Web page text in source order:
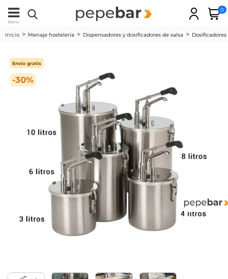
Menu
0
Inicio Menaje hostelería Dispensadores y dosificadores de salsa
-30%
Envío gratis